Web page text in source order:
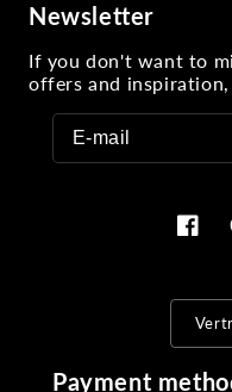
Newsletter
If you don't want to
offers and
Payment